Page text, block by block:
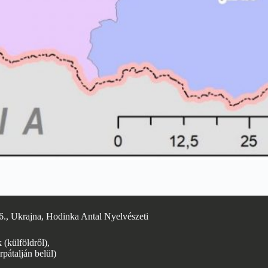
Ukrajna, Hodinka Antal Nyelvészeti
(külföldről),
belül)